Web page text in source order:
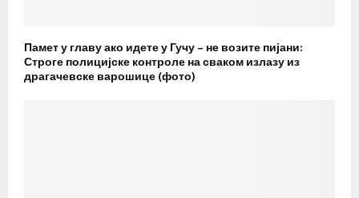
Памет у главу ако идете у Гучу – не возите пијани:
Строге полицијске контроле на сваком излазу из
драгачевске варошице (фото)